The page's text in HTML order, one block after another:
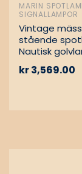
MARIN
SIGNALLAMPOR
Vintage
stående
Nautisk
kr3,569.00